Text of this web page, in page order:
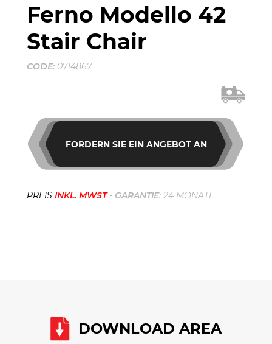
Ferno Modello 42
Stair Chair
CODE: 0714867
FORDERN SIE EIN ANGEBOT AN
PREIS INKL. MWST - GARANTIE: 24 MONATE
DOWNLOAD AREA